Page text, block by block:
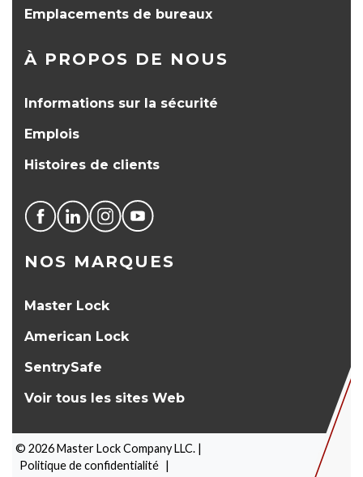
Emplacements de bureaux
À PROPOS DE NOUS
Informations sur la sécurité
Emplois
Histoires de clients
NOS MARQUES
Master Lock
American Lock
SentrySafe
Voir tous les sites Web
© 2026Master Lock Company LLC. |
Politique de confidentialité |